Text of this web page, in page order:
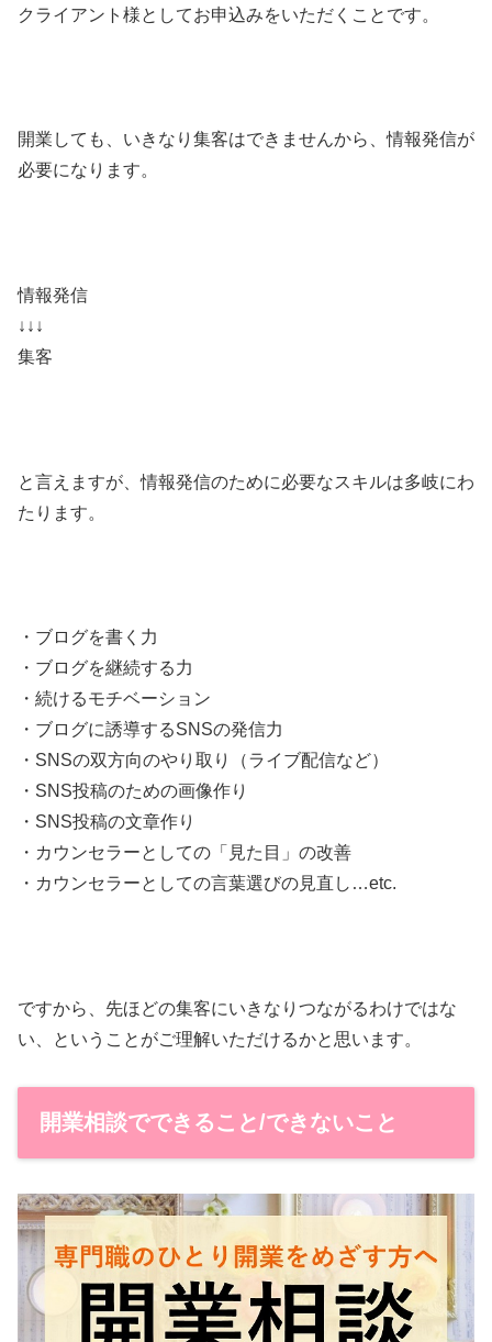
クライアント様としてお申込みをいただくことです。
開業しても、いきなり集客はできませんから、情報発信が
必要になります。
情報発信
↓↓↓
集客
と言えますが、情報発信のために必要なスキルは多岐にわ
たります。
・ブログを書く力
・ブログを継続する力
・続けるモチベーション
・ブログに誘導するSNSの発信力
・SNSの双方向のやり取り（ライブ配信など）
・SNS投稿のための画像作り
・SNS投稿の文章作り
・カウンセラーとしての「見た目」の改善
・カウンセラーとしての言葉選びの見直し…etc.
ですから、先ほどの集客にいきなりつながるわけではな
い、ということがご理解いただけるかと思います。
開業相談でできること/できないこと